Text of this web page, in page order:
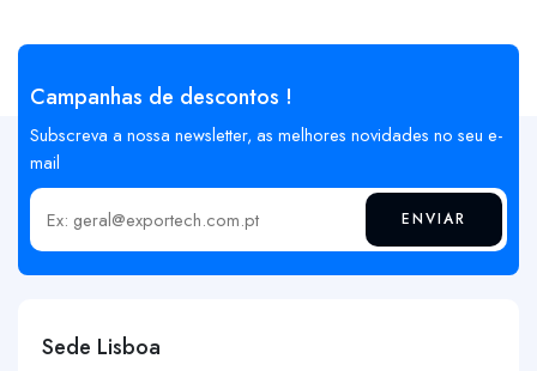
Campanhas de descontos !
Subscreva a nossa newsletter, as melhores novidades no seu e-
mail
Insira o seu email ENVIAR
Sede Lisboa